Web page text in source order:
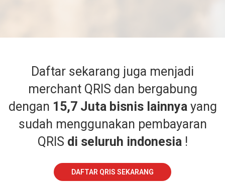
Daftar sekarang juga menjadi
merchant QRIS dan bergabung
dengan 15,7 Juta bisnis lainnyayang
sudah menggunakan pembayaran
QRIS di seluruh indonesia!
DAFTAR QRIS SEKARANG